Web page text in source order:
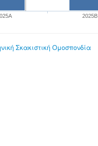
2025B
Σκακιστική Ομοσπονδία